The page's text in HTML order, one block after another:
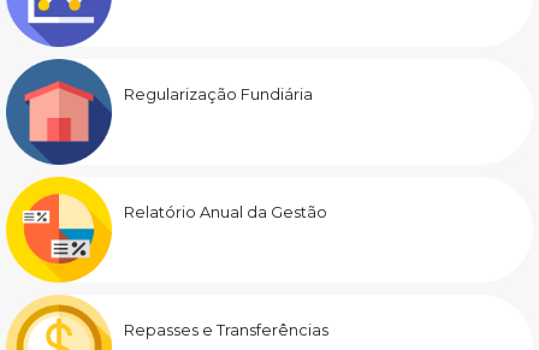
Regularização Fundiária
Relatório Anual da Gestão
Repasses e Transferências